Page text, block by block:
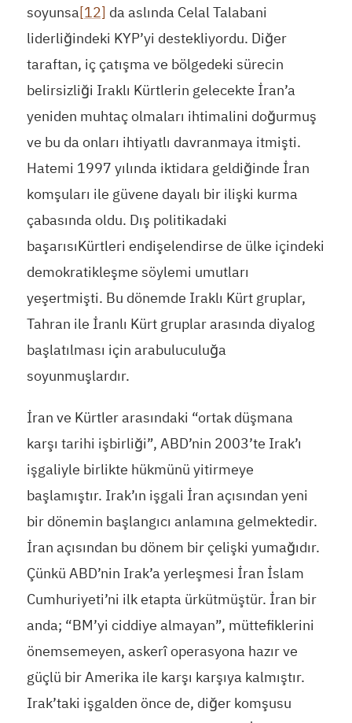
soyunsa[12] da aslında Celal Talabani
liderliğindeki KYP’yi destekliyordu. Diğer
taraftan, iç çatışma ve bölgedeki sürecin
belirsizliği Iraklı Kürtlerin gelecekte İran’a
yeniden muhtaç olmaları ihtimalini doğurmuş
ve bu da onları ihtiyatlı davranmaya itmişti.
Hatemi 1997 yılında iktidara geldiğinde İran
komşuları ile güvene dayalı bir ilişki kurma
çabasında oldu. Dış politikadaki
başarısıKürtleri endişelendirse de ülke içindeki
demokratikleşme söylemi umutları
yeşertmişti. Bu dönemde Iraklı Kürt gruplar,
Tahran ile İranlı Kürt gruplar arasında diyalog
başlatılması için arabuluculuğa
soyunmuşlardır.
İran ve Kürtler arasındaki “ortak düşmana
karşı tarihi işbirliği”, ABD’nin 2003’te Irak’ı
işgaliyle birlikte hükmünü yitirmeye
başlamıştır. Irak’ın işgali İran açısından yeni
bir dönemin başlangıcı anlamına gelmektedir.
İran açısından bu dönem bir çelişki yumağıdır.
Çünkü ABD’nin Irak’a yerleşmesi İran İslam
Cumhuriyeti’ni ilk etapta ürkütmüştür. İran bir
anda; “BM’yi ciddiye almayan”, müttefiklerini
önemsemeyen, askerî operasyona hazır ve
güçlü bir Amerika ile karşı karşıya kalmıştır.
Irak’taki işgalden önce de, diğer komşusu